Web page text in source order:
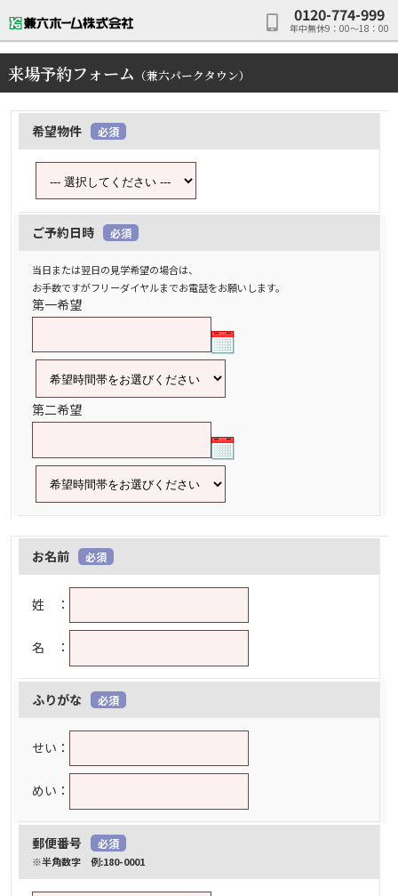
0120-774-999
年中無休9：00～18：00
来場予約フォーム （兼六パークタウン）
希望物件 必須
ご予約日時 必須
当日または翌日の見学希望の場合は、
お手数ですがフリーダイヤルまでお電話をお願いします。
第一希望
第二希望
お名前 必須
姓 ：
名 ：
ふりがな 必須
せい：
めい：
郵便番号 必須
※半角数字 例:180-0001